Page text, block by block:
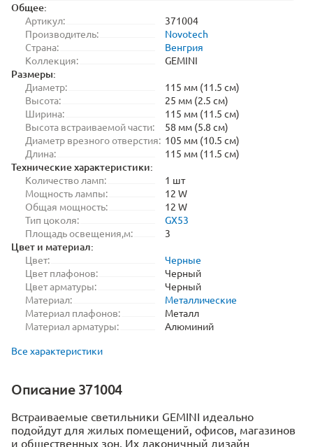
Общее:
Артикул:
371004
Производитель:
Novotech
Страна:
Венгрия
Коллекция:
GEMINI
Размеры:
Диаметр:
115 мм (11.5 см)
Высота:
25 мм (2.5 см)
Ширина:
115 мм (11.5 см)
Высота встраиваемой части:
58 мм (5.8 см)
Диаметр врезного отверстия: 105 мм (10.5 см)
Длина:
115 мм (11.5 см)
Технические характеристики:
Количество ламп:
1 шт
Мощность лампы:
12 W
Общая мощность:
12 W
Тип цоколя:
GX53
Площадь освещения,м:
3
Цвет и материал:
Цвет:
Черные
Цвет плафонов:
Черный
Цвет арматуры:
Черный
Материал:
Металлические
Материал плафонов:
Металл
Материал арматуры:
Алюминий
Все характеристики
Описание 371004
Встраиваемые светильники GEMINI идеально
подойдут для жилых помещений, офисов, магазинов
и общественных зон. Их лаконичный дизайн